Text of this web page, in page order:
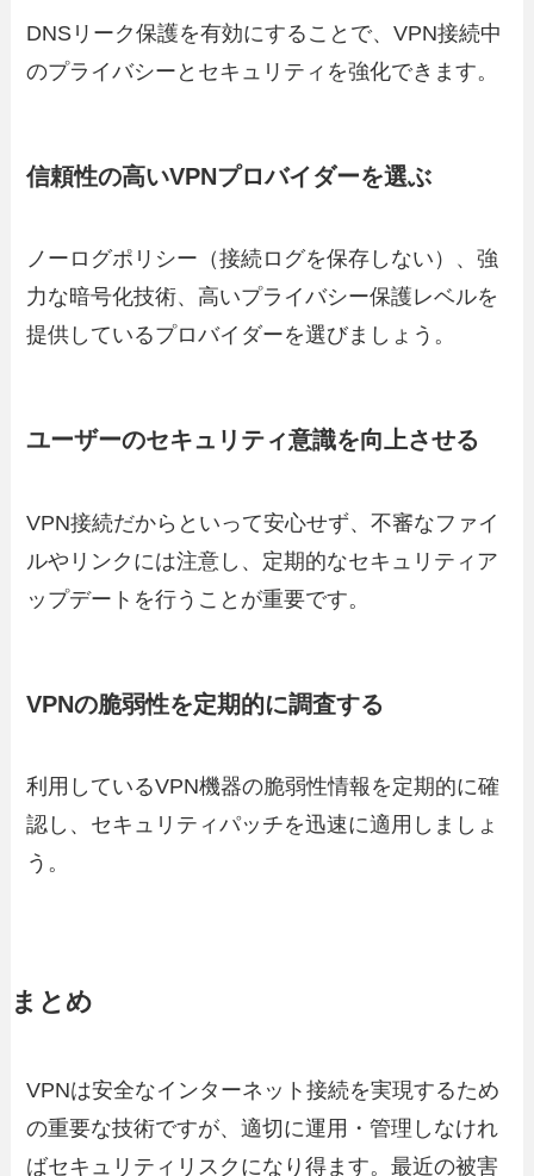
DNSリーク保護を有効にすることで、VPN接続中
のプライバシーとセキュリティを強化できます。
信頼性の高いVPNプロバイダーを選ぶ
ノーログポリシー（接続ログを保存しない）、強
力な暗号化技術、高いプライバシー保護レベルを
提供しているプロバイダーを選びましょう。
ユーザーのセキュリティ意識を向上させる
VPN接続だからといって安心せず、不審なファイ
ルやリンクには注意し、定期的なセキュリティア
ップデートを行うことが重要です。
VPNの脆弱性を定期的に調査する
利用しているVPN機器の脆弱性情報を定期的に確
認し、セキュリティパッチを迅速に適用しましょ
う。
まとめ
VPNは安全なインターネット接続を実現するため
の重要な技術ですが、適切に運用・管理しなけれ
ばセキュリティリスクになり得ます。最近の被害